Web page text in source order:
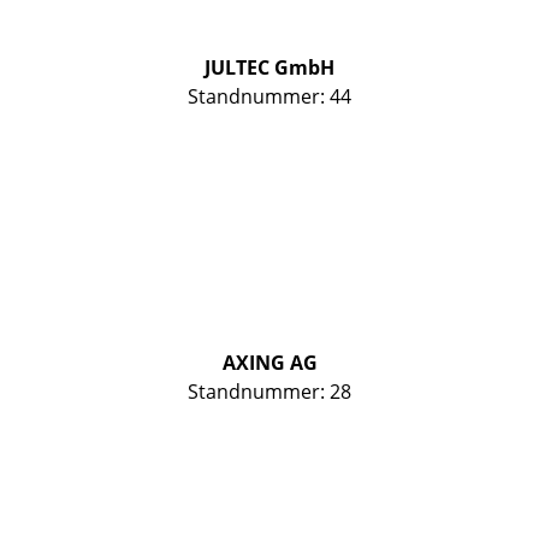
JULTEC GmbH
Standnummer: 44
AXING AG
Standnummer: 28